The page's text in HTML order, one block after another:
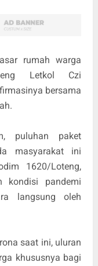
rumah warga
Letkol Czi
bersama
puluhan paket
masyarakat ini
1620/Loteng,
kondisi pandemi
langsung oleh
saat ini, uluran
khususnya bagi